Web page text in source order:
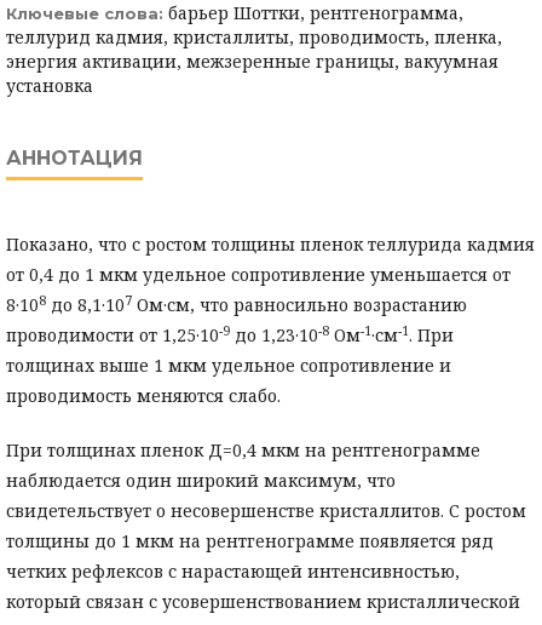
Ключевые слова: барьер Шоттки, рентгенограмма,
теллурид кадмия, кристаллиты, проводимость, пленка,
энергия активации, межзеренные границы, вакуумная
установка
АННОТАЦИЯ
Показано, что с ростом толщины пленок теллурида кадмия
от 0,4 до 1 мкм удельное сопротивление уменьшается от
8·108 до 8,1·107 Ом·см, что равносильно возрастанию
проводимости от 1,25·10-9 до 1,23·10-8 Ом-1·см-1. При
толщинах выше 1 мкм удельное сопротивление и
проводимость меняются слабо.
При толщинах пленок Д=0,4 мкм на рентгенограмме
наблюдается один широкий максимум, что
свидетельствует о несовершенстве кристаллитов. С ростом
толщины до 1 мкм на рентгенограмме появляется ряд
четких рефлексов с нарастающей интенсивностью,
который связан с усовершенствованием кристаллической